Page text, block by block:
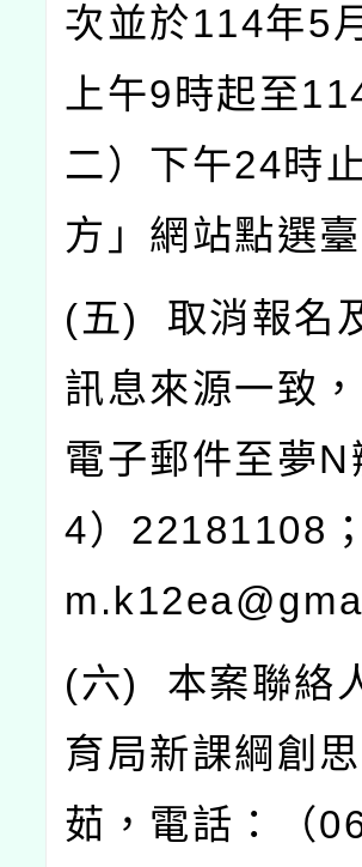
次並於114年5月
上午9 時起至
二）下午24時
方」網站點選
(五) 取消報名
訊息來源一致
電子郵件至夢N
4） 22181108
(六) 本案聯絡
育局新課綱創
茹，電話：（